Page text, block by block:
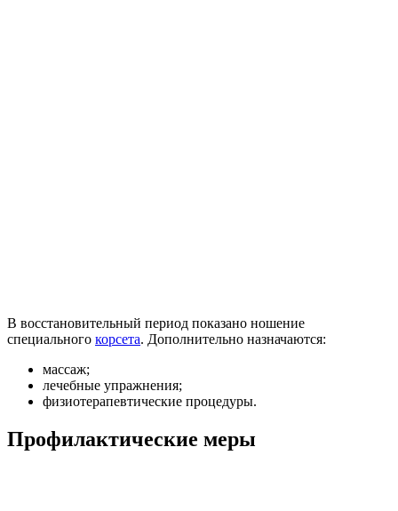
В восстановительный период показано ношение
специального корсета. Дополнительно назначаются:
массаж;
лечебные упражнения;
физиотерапевтические процедуры.
Профилактические меры